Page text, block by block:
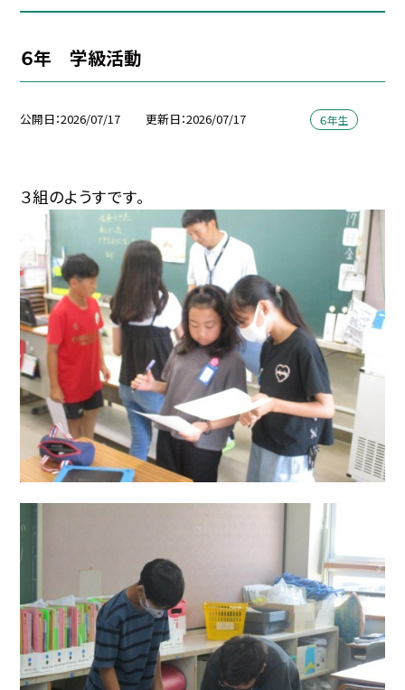
６年 学級活動
公開日 2026/07/17 更新日 2026/07/17 ６年生
３組のようすです。